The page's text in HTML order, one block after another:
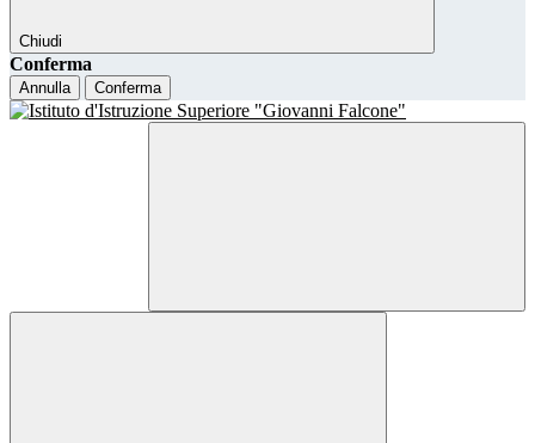
Chiudi
Conferma
Annulla Conferma